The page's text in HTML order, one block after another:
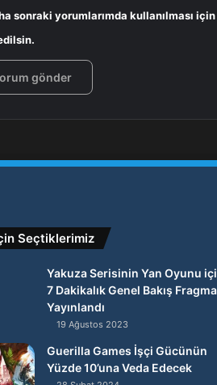
sonraki yorumlarımda kullanılması
Seçtiklerimiz
Yakuza Serisinin Yan Oyunu
7 Dakikalık Genel Bakış
Yayınlandı
19 Ağustos 2023
Guerilla Games İşçi Gücünün
Yüzde 10’una Veda Edecek